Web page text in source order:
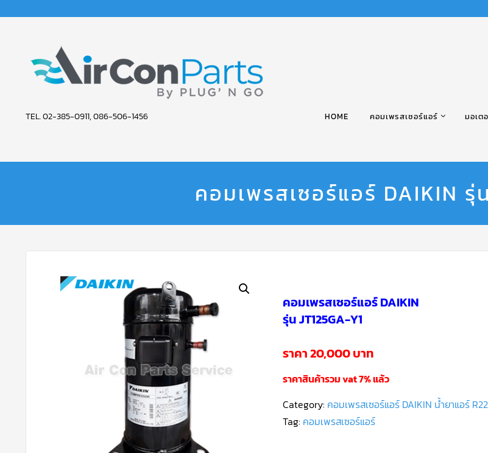
AIR
PARTS
TEL. 02-385-0911, 086-506-1456 HOME คอมเพรสเซอร์แอร์ มอเต
คอมเพรสเซอร์แอร์ DAIKIN รุ่
คอมเพรสเซอร์แอร์ DAIKIN
รุ่น JT125GA-Y1
ราคา 20,000 บาท
ราคาสินค้ารวม vat 7% แล้ว
Category: คอมเพรสเซอร์แอร์ DAIKIN น้ำยาแอร์ R22
Tag: คอมเพรสเซอร์แอร์